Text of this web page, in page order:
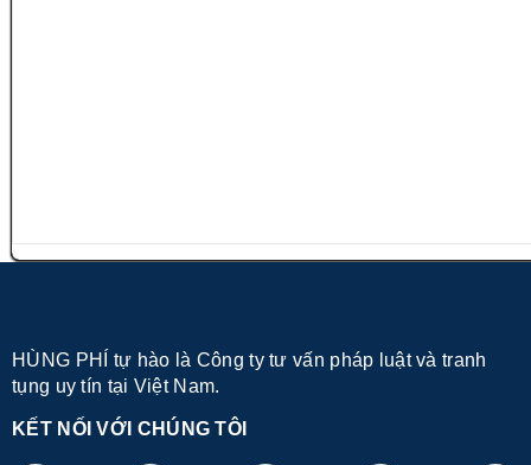
HÙNG PHÍ tự hào là Công ty tư vấn pháp luật và tranh
tụng uy tín tại Việt Nam.
KẾT NỐI VỚI CHÚNG TÔI